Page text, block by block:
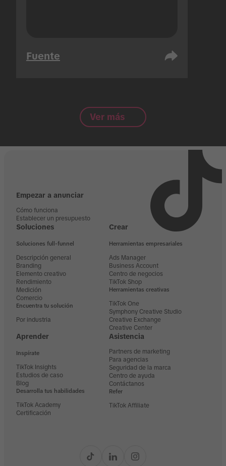
Fuente
Ver más
Empezar a anunciar
Cómo funciona
Establecer un presupuesto
Soluciones
Soluciones full-funnel
Descripción general
Branding
Elemento creativo
Rendimiento
Medición
Comercio
Encuentra tu solución
Por industria
Crear
Herramientas empresariales
Ads Manager
Business Account
Centro de negocios
TikTok Shop
Herramientas creativas
TikTok One
Symphony Creative Studio
Creative Exchange
Creative Center
Aprender
Inspírate
TikTok Insights
Estudios de caso
Blog
Desarrolla tus habilidades
TikTok Academy
Certificación
Asistencia
Partners de marketing
Para agencias
Seguridad de la marca
Centro de ayuda
Contáctanos
Refer
TikTok Affiliate